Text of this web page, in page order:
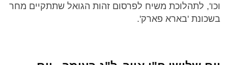
וכו', לתהלוכת משיח לפרסום זהות הגואל שתתקיים מחר
בשכונת 'בארא פארק'.